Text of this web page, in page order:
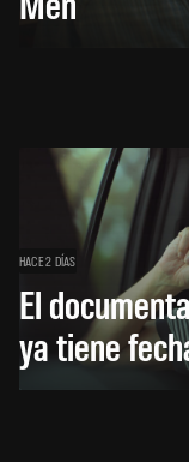
HACE 2 DÍAS
El
ya tiene